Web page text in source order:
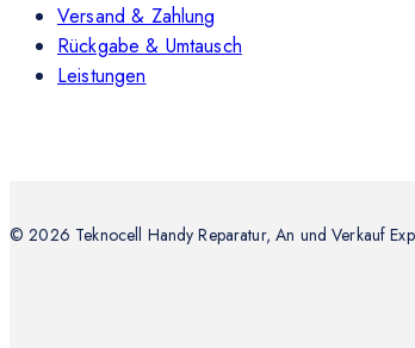
Versand & Zahlung
Rückgabe & Umtausch
Leistungen
© 2026 Teknocell Handy Reparatur, An und Verkauf